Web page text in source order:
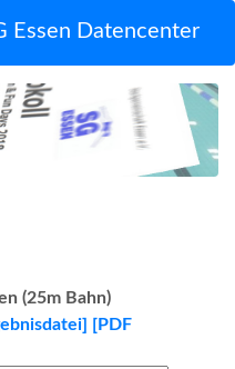
Essen Datencenter
(25m Bahn)
[PDF